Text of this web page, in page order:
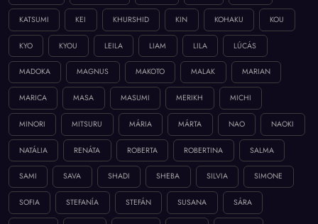
KATSUMI KEI KHURSHID KIN KOHAKU KOU
KYO KYOU LEILA LIAM LILA LÚCÁS
MADOKA MAGNUS MAKOTO MALAK MARIAN
MARICA MASA MASUMI MERIKH MICHI
MINORI MITSURU MÁRIA MÁRTA NAO NAOKI
NATÁLIA RENÁTA ROBERTA ROBERTINA SALMA
SAMI SAVA SHADI SHEBA SILVIA SIMONE
SOFIA STEFANÍA STEFÁN SUSANA SÁRA